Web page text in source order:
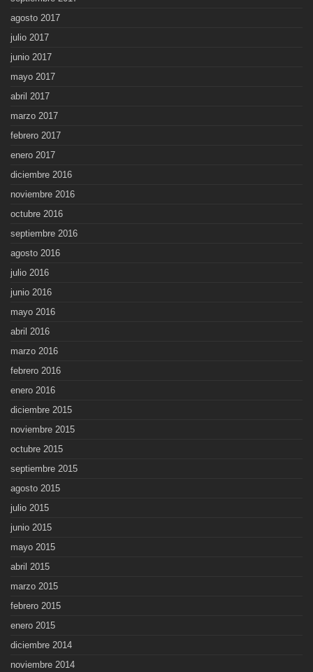
agosto 2017
julio 2017
junio 2017
mayo 2017
abril 2017
marzo 2017
febrero 2017
enero 2017
diciembre 2016
noviembre 2016
octubre 2016
septiembre 2016
agosto 2016
julio 2016
junio 2016
mayo 2016
abril 2016
marzo 2016
febrero 2016
enero 2016
diciembre 2015
noviembre 2015
octubre 2015
septiembre 2015
agosto 2015
julio 2015
junio 2015
mayo 2015
abril 2015
marzo 2015
febrero 2015
enero 2015
diciembre 2014
noviembre 2014